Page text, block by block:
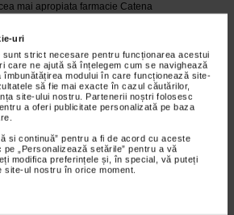
uri
sunt strict necesare pentru funcționarea acestui
care ne ajută să înțelegem cum se navighează
modului în care funcționează site-
să fie mai exacte în cazul căutărilor,
site-ului nostru. Partenerii noștri folosesc
a oferi publicitate personalizată pe baza
si continuă” pentru a fi de acord cu aceste
„Personalizează setările” pentru a vă
modifica preferințele și, în special, vă puteți
site-ul nostru în orice moment.
mai apropiata farmacie Catena
ARTICOLE
sa va dezvoltati inteligenta emotionala:
prin care va puteti imbunatati EQ-ul
si psihice
emotionala (EQ) se refera la
de a identifica si gestiona
emotii, precum si emotiile celorlalti.
se spune ca inteligenta
cateva abilitati:…
secunde